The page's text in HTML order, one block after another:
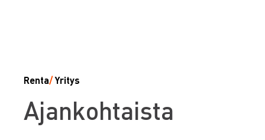
Renta/Yritys
Ajankohtaista